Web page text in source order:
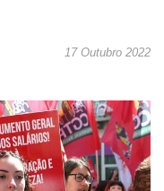
17 Outubro 2022